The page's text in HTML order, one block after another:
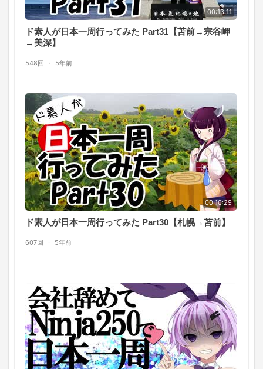
00:13:11
ド素人が日本一周行ってみた Part31【苫前→宗谷岬
→美深】
548回 · 5年前
00:10:29
ド素人が日本一周行ってみた Part30【札幌→苫前】
607回 · 5年前